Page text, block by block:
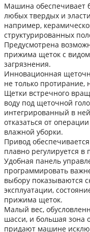
Машина обеспечивает
любых твердых и
например,
структурированных
Предусмотрена
прижима щеток с
загрязнения.
Инновационная
не только протирание,
Щетки встречного
воду под щеточной
интегрированный в
отказаться от
влажной уборки.
Привод
плавно регулируется в
Удобная панель
программировать
выбору показываются
эксплуатации,
прижима щеток.
Малый вес,
шасси, и большая зона
придают машине